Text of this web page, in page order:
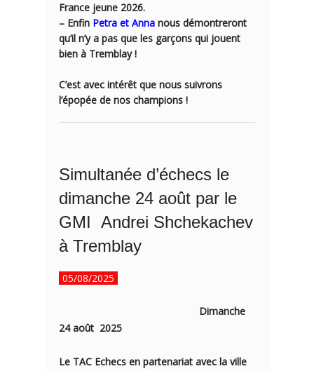
France jeune 2026.
– Enfin Petra et Anna nous démontreront
qu’il n’y a pas que les garçons qui jouent
bien à Tremblay !
C’est avec intérêt que nous suivrons
l’épopée de nos champions !
Simultanée d’échecs le
dimanche 24 août par le
GMI Andrei Shchekachev
à Tremblay
05/08/2025
Dimanche
24 août 2025
Le TAC Echecs en partenariat avec la ville